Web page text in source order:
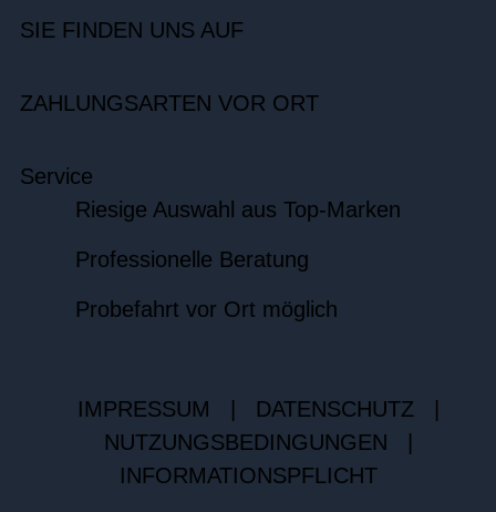
SIE FINDEN UNS AUF
ZAHLUNGSARTEN VOR ORT
Service
Riesige Auswahl aus Top-Marken
Professionelle Beratung
Probefahrt vor Ort möglich
IMPRESSUM DATENSCHUTZ
NUTZUNGSBEDINGUNGEN
INFORMATIONSPFLICHT